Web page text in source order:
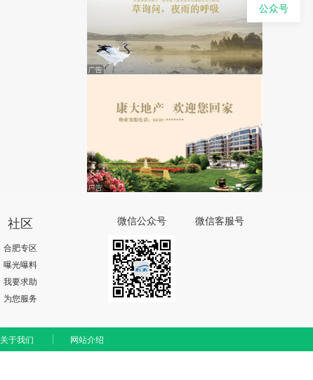
社区
合肥专区
曝光曝料
我要求助
为您服务
微信公众号 微信客服号
关于我们 网站介绍
公众号